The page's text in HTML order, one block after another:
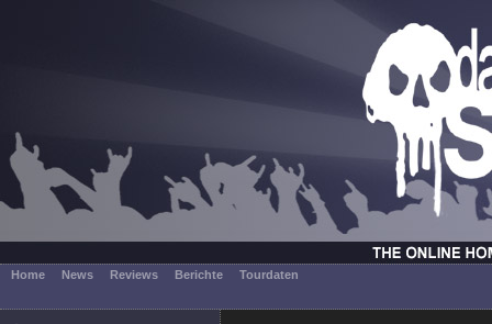
Home News Reviews Berichte Tourdaten